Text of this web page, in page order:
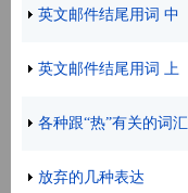
英文邮件结尾用词 中
英文邮件结尾用词 上
各种跟“热”有关的词汇
放弃的几种表达